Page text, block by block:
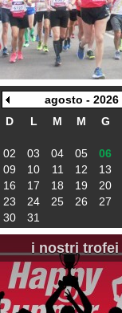
agosto - 2026
D
L M M G
02
03 04 05 06
09
10 11 12 13
16
17 18 19 20
23
24 25 26 27
30
31
i nostri trofei